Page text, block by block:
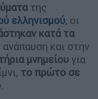
της
ελληνισμού, οι
κατά τα
ανάπαυση και στην
μνημείουγια
το πρώτο σε
.